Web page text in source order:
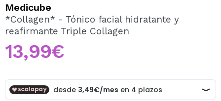
Al crear una cuenta en Maquillalia.com podrás realizar
tus compras rápidamente, revisar el estado de tus
Medicube
*Collagen* - Tónico facial hidratante y
reafirmante Triple Collagen
13,99€